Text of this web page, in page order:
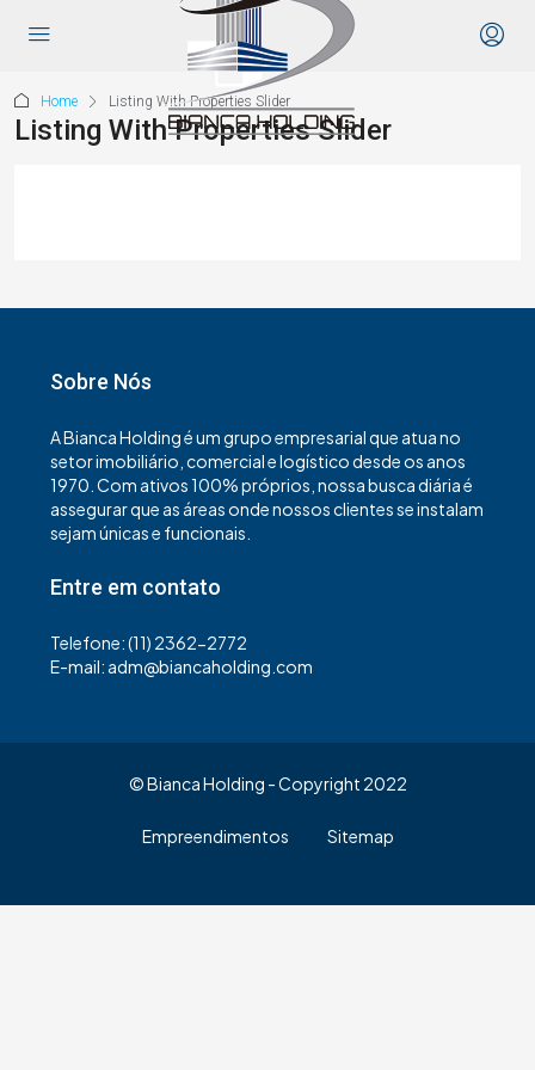
Home Listing With Properties Slider
Listing With Properties Slider
Sobre Nós
A Bianca Holding é um grupo empresarial que atua no
setor imobiliário, comercial e logístico desde os anos
1970. Com ativos 100% próprios, nossa busca diária é
assegurar que as áreas onde nossos clientes se instalam
sejam únicas e funcionais.
Entre em contato
Telefone: (11) 2362-2772
E-mail: adm@biancaholding.com
© Bianca Holding - Copyright 2022
Empreendimentos Sitemap